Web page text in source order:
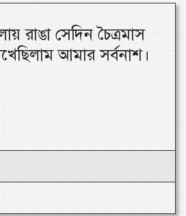
রাঙা সেদিন চৈত্রমাস
আমার সর্বনাশ।